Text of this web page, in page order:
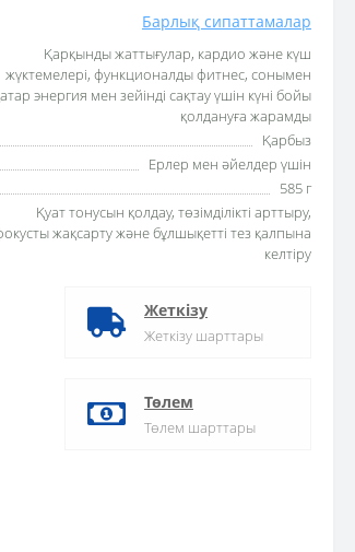
Барлық сипаттамалар
Қарқынды жаттығулар, кардио және күш
жүктемелері, функционалды фитнес, сонымен
энергия мен зейінді сақтау үшін күні бойы
қолдануға жарамды
Қарбыз
Ерлер мен әйелдер үшін
585 г
Қуат тонусын қолдау, төзімділікті арттыру,
жақсарту және бұлшықетті тез қалпына
келтіру
Жеткізу
Жеткізу шарттары
Төлем
Төлем шарттары